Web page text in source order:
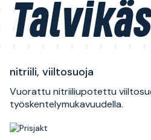
nitriili, viiltosuoja
Vuorattu nitriiliupotettu
työskentelymukavuudella.